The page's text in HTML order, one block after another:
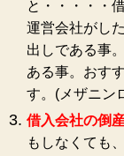
と・・・・・
運営会社がし
出しである事
ある事。おすす
す。(メザニン
借入会社の倒
もしなくても